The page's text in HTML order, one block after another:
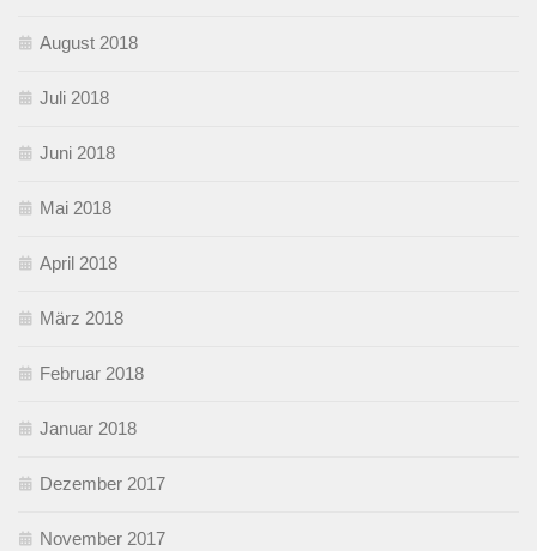
August 2018
Juli 2018
Juni 2018
Mai 2018
April 2018
März 2018
Februar 2018
Januar 2018
Dezember 2017
November 2017